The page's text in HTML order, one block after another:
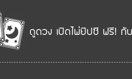
ดูดวง เปิดไพ่ยิปซี ฟรี! กั